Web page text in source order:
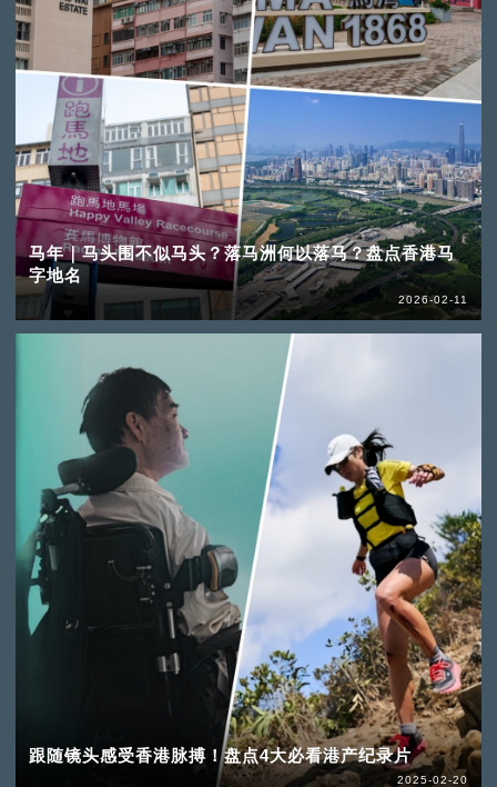
马年｜马头围不似马头？落马洲何以落马？盘点香港马
字地名
2026-02-11
跟随镜头感受香港脉搏！盘点4大必看港产纪录片
2025-02-20